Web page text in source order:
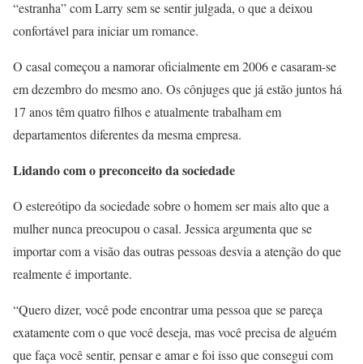
“estranha” com Larry sem se sentir julgada, o que a deixou
confortável para iniciar um romance.
O casal começou a namorar oficialmente em 2006 e casaram-se
em dezembro do mesmo ano. Os cônjuges que já estão juntos há
17 anos têm quatro filhos e atualmente trabalham em
departamentos diferentes da mesma empresa.
Lidando com o preconceito da sociedade
O estereótipo da sociedade sobre o homem ser mais alto que a
mulher nunca preocupou o casal. Jessica argumenta que se
importar com a visão das outras pessoas desvia a atenção do que
realmente é importante.
“Quero dizer, você pode encontrar uma pessoa que se pareça
exatamente com o que você deseja, mas você precisa de alguém
que faça você sentir, pensar e amar e foi isso que consegui com